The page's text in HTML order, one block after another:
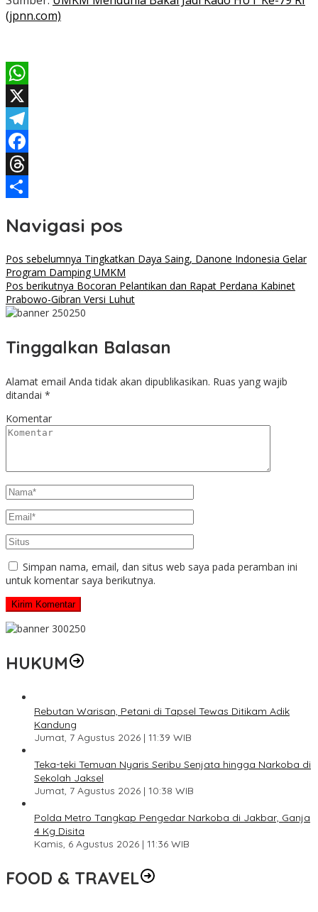
(jpnn.com)
WhatsApp
X
Telegram
Facebook
Threads
Navigasi pos
Pos sebelumnya Tingkatkan Daya Saing, Danone Indonesia Gelar
Program Damping UMKM
Pos berikutnya Bocoran Pelantikan dan Rapat Perdana Kabinet
Prabowo-Gibran Versi Luhut
Tinggalkan Balasan
Alamat email Anda tidak akan dipublikasikan. Ruas yang wajib
ditandai *
Komentar
Simpan nama, email, dan situs web saya pada peramban ini
untuk komentar saya berikutnya.
HUKUM
Rebutan Warisan, Petani di Tapsel Tewas Ditikam Adik
Kandung
Jumat, 7 Agustus 2026 | 11:39 WIB
Teka-teki Temuan Nyaris Seribu Senjata hingga Narkoba di
Sekolah Jaksel
Jumat, 7 Agustus 2026 | 10:38 WIB
Polda Metro Tangkap Pengedar Narkoba di Jakbar, Ganja
4 Kg Disita
Kamis, 6 Agustus 2026 | 11:36 WIB
FOOD & TRAVEL